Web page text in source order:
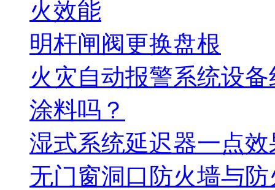
火效能
明杆闸阀更换盘根
火灾自动报警系统设
涂料吗？
湿式系统延迟器一点
无门窗洞口防火墙与